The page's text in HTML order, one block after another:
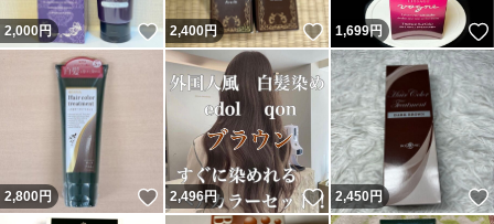
2,000円 いいね！
2,400円 いいね！
1,699円
2,800円 いいね！
2,496円 いいね！
2,450円